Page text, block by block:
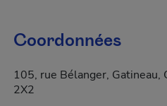
Coordonnées
105, rue Bélanger, Gatineau,
2X2